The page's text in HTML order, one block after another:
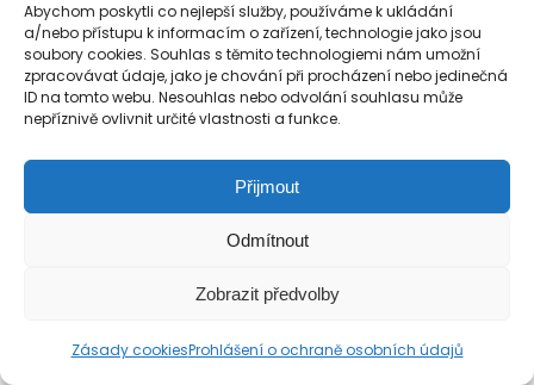
Abychom poskytli co nejlepší služby, používáme k ukládání
a/nebo přístupu k informacím o zařízení, technologie jako jsou
soubory cookies. Souhlas s těmito technologiemi nám umožní
zpracovávat údaje, jako je chování při procházení nebo jedinečná
ID na tomto webu. Nesouhlas nebo odvolání souhlasu může
nepříznivě ovlivnit určité vlastnosti a funkce.
Přijmout
Odmítnout
Zobrazit předvolby
Zásady cookiesProhlášení o ochraně osobních údajů
Copyright 2019-2026 Alfa Human Service
/ TM Servis - the technical motion s.r.o.